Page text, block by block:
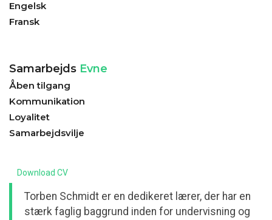
Engelsk
Fransk
Samarbejds Evne
Åben tilgang
Kommunikation
Loyalitet
Samarbejdsvilje
Download CV
Torben Schmidt er en dedikeret lærer, der har en
stærk faglig baggrund inden for undervisning og